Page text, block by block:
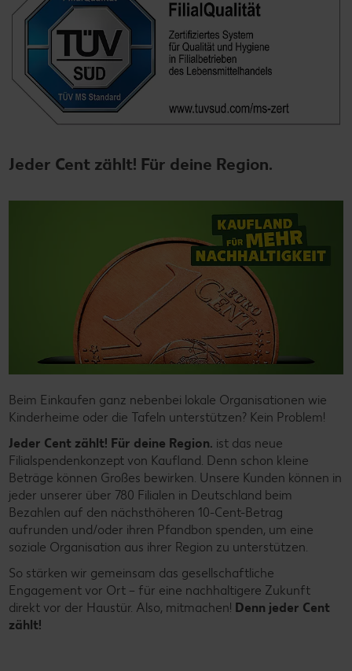
Jeder Cent zählt! Für deine Region.
Beim Einkaufen ganz nebenbei lokale Organisationen wie
Kinderheime oder die Tafeln unterstützen? Kein Problem!
Jeder Cent zählt! Für deine Region. ist das neue
Filialspendenkonzept von Kaufland. Denn schon kleine
Beträge können Großes bewirken. Unsere Kunden können in
jeder unserer über 780 Filialen in Deutschland beim
Bezahlen auf den nächsthöheren 10-Cent-Betrag
aufrunden und/oder ihren Pfandbon spenden, um eine
soziale Organisation aus ihrer Region zu unterstützen.
So stärken wir gemeinsam das gesellschaftliche
Engagement vor Ort – für eine nachhaltigere Zukunft
direkt vor der Haustür. Also, mitmachen! Denn jeder Cent
zählt!